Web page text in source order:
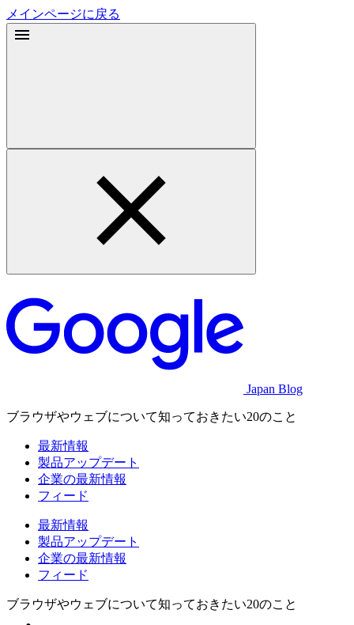
メインページに戻る
Japan Blog
ブラウザやウェブについて知っておきたい20のこと
最新情報
製品アップデート
企業の最新情報
フィード
最新情報
製品アップデート
企業の最新情報
フィード
ブラウザやウェブについて知っておきたい20のこと